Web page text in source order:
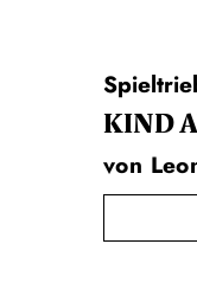
KIND
von